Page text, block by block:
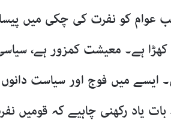
عوام کو نفرت کی چکی میں
ہے۔ معیشت کمزور ہے،
ایسے میں فوج اور سیاست
یاد رکھنی چاہیے کہ قومیں